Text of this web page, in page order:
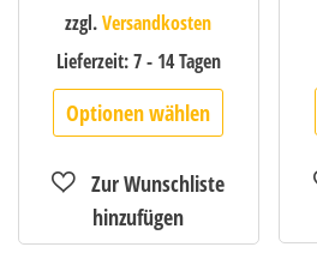
zzgl.Versandkosten
Lieferzeit:7 - 14 Tagen
Optionen wählen